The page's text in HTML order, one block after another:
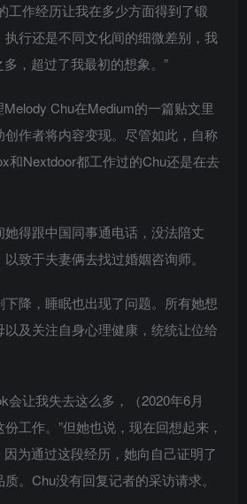
工作经历让我在多少方面得到了锻
行还是不同文化间的细微差别，我
，超过了我最初的想象。”
Chu在Medium的一篇贴文里
作者将内容变现。尽管如此，自称
和Nextdoor都工作过的Chu还是在去
得跟中国同事通电话，没法陪丈
致于夫妻俩去找过婚姻咨询师。
降，睡眠也出现了问题。所有她想
及关注自身心理健康，统统让位给
会让我失去这么多，（2020年6月
工作。”但她也说，现在回想起来，
为通过这段经历，她向自己证明了
。Chu没有回复记者的采访请求。